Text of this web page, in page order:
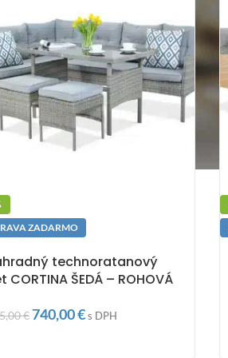
ZADARMO
technoratanový
CORTINA ŠEDÁ – ROHOVÁ
€740,00€s DPH